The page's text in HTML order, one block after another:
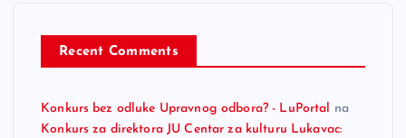
Recent Comments
Konkurs bez odluke Upravnog odbora? - LuPortal na
Konkurs za direktora JU Centar za kulturu Lukavac: